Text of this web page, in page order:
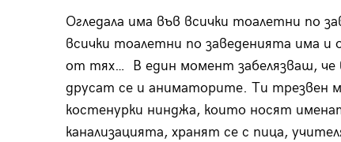
Огледала има във всички тоалетни по
всички тоалетни по заведенията има и
от тях… В един момент забелязваш, че
друсат се и аниматорите. Ти трезвен
костенурки нинджа, които носят
канализацията, хранят се с пица,